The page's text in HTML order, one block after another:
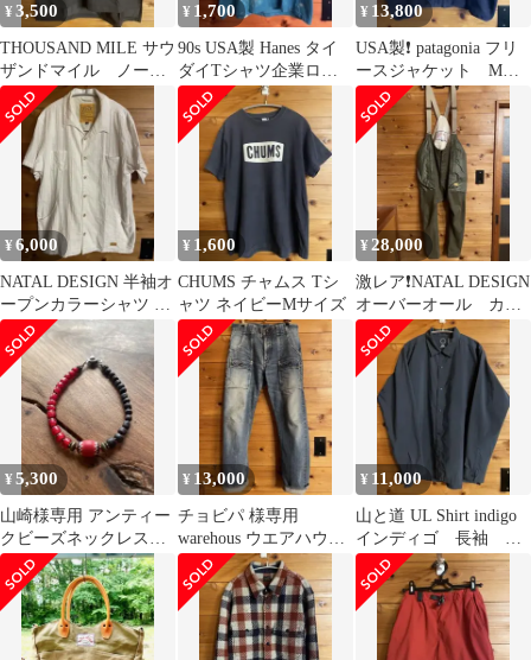
¥3,500
THOUSAND MILE サウ
ザンドマイル ノース
リーブ ブラック
¥ 1,700
90s USA製 Hanes タイ
ダイTシャツ企業ロゴ
医療 ブルー XLサイ
ズ
¥ 13,800
USA製❗️ patagonia フリ
ースジャケット Mサ
イズ ヴィンテージ
¥6,000
NATAL DESIGN 半袖オ
ープンカラーシャツ ホ
ワイト L
¥ 1,600
CHUMS チャムス Tシ
ャツ ネイビーMサイズ
¥ 28,000
激レア❗️NATAL DESIGN
オーバーオール カー
キ Mサイズ
¥5,300
山崎様専用 アンティー
クビーズネックレス
ホワイトハーツビー
ズ シェブロンビーズ
¥ 13,000
チョビパ 様専用
warehous ウエアハウス
ブッシュパンツ W32 赤
耳
¥ 11,000
山と道 UL Shirt indigo
インディゴ 長袖 L
サイズ